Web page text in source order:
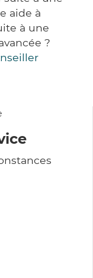
aide à
à une
?